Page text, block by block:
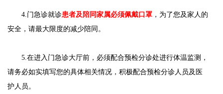
4.门急诊就诊患者及陪同家属必须佩戴口罩 ，为了您及家人的
安全，请最大限度的减少陪同。
5.在进入门急诊大厅前，必须配合预检分诊处进行体温监测，
请务必如实填写您的具体相关情况，积极配合预检分诊人员及医
护人员。